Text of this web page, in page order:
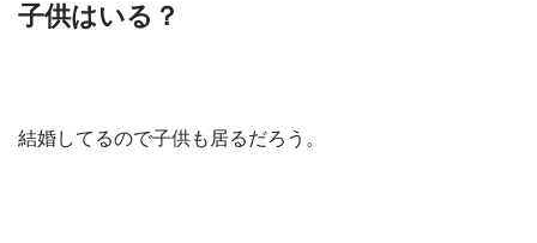
子供はいる？
結婚してるので子供も居るだろう。